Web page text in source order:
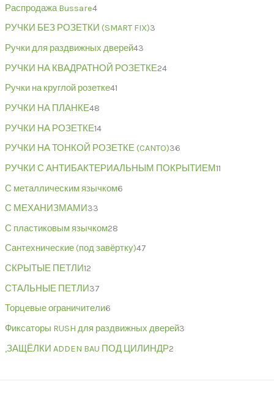
Распродажа Bussare4
РУЧКИ БЕЗ РОЗЕТКИ (SMART FIX)3
Ручки для раздвижных дверей43
РУЧКИ НА КВАДРАТНОЙ РОЗЕТКЕ24
Ручки на круглой розетке41
РУЧКИ НА ПЛАНКЕ48
РУЧКИ НА РОЗЕТКЕ14
РУЧКИ НА ТОНКОЙ РОЗЕТКЕ (CANTO)36
РУЧКИ С АНТИБАКТЕРИАЛЬНЫМ ПОКРЫТИЕМ11
С металлическим язычком6
С МЕХАНИЗМАМИ33
С пластиковым язычком28
Сантехнические (под завёртку)47
СКРЫТЫЕ ПЕТЛИ12
СТАЛЬНЫЕ ПЕТЛИ37
Торцевые ограничители6
Фиксаторы RUSH для раздвижных дверей3
,ЗАЩЁЛКИ ADDEN BAU ПОД ЦИЛИНДР2